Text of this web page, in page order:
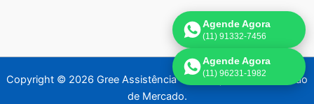
Copyright © 2026 Gree Assistência Técnica | Criado por:
Visão
de Mercado.
Agende Agora
(11) 91332-7456
Agende Agora
(11) 96231-1982